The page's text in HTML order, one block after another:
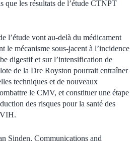
que les résultats de l’étude CTNPT
l’étude vont au-delà du médicament
le mécanisme sous-jacent à l’incidence
digestif et sur l’intensification de
de la Dre Royston pourrait entraîner
techniques et de nouveaux
le CMV, et constituer une étape
des risques pour la santé des
Sinden, Communications and